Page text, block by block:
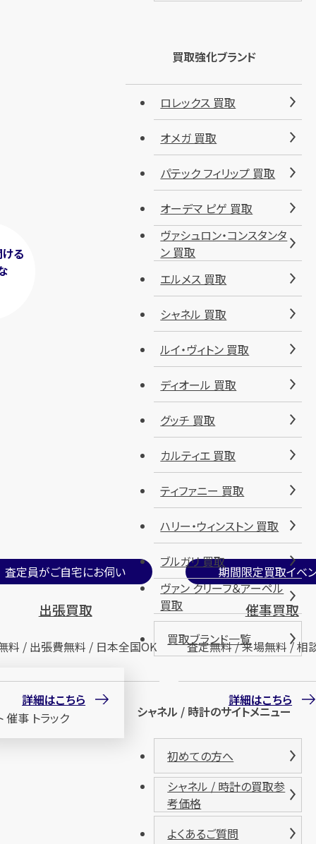
る
査定員がご自宅にお伺い
出張買取
料 / 出張費無料 / 日本全国OK
詳細はこちら
期間限定買取イベ
催事買取
査定無料 / 来場無料 / 相
詳細はこちら
買取強化ブランド
ロレックス 買取
オメガ 買取
パテック フィリップ 買取
オーデマ ピゲ 買取
ヴァシュロン・コンスタンタ
ン 買取
エルメス 買取
シャネル 買取
ルイ・ヴィトン 買取
ディオール 買取
グッチ 買取
カルティエ 買取
ティファニー 買取
ハリー・ウィンストン 買取
ブルガリ 買取
ヴァン クリーフ＆アーペル
買取
買取ブランド一覧
シャネル / 時計のサイトメニュー
初めての方へ
シャネル / 時計の買取参
考価格
よくあるご質問